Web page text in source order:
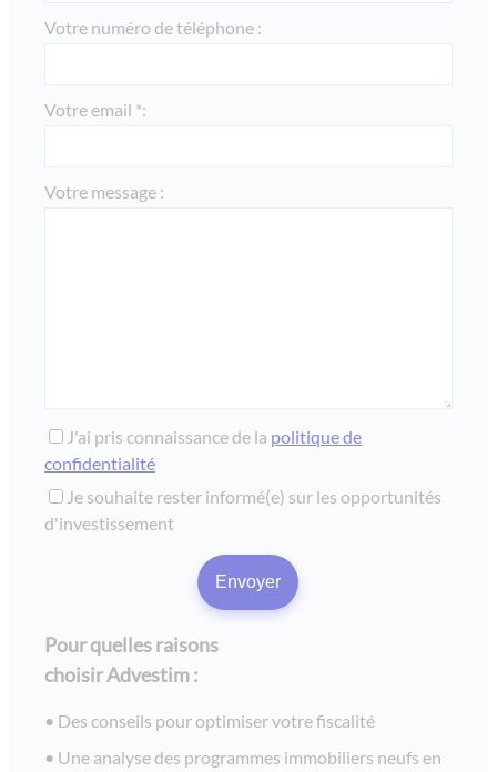
Votre numéro de téléphone :
Votre email *:
Votre message :
J'ai pris connaissance de la politique de
confidentialité
Je souhaite rester informé(e) sur les opportunités
d'investissement
Pour quelles raisons
choisir Advestim :
Des conseils pour optimiser votre fiscalité
Une analyse des programmes immobiliers neufs en